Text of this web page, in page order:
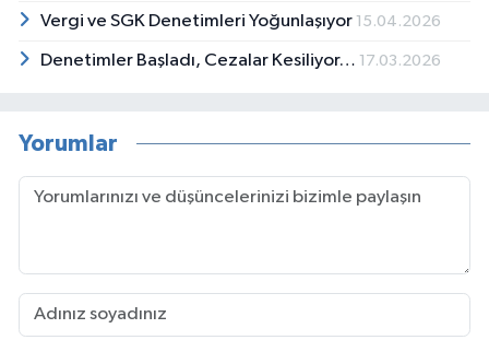
Vergi ve SGK Denetimleri Yoğunlaşıyor 15.04.2026
Denetimler Başladı, Cezalar Kesiliyor… 17.03.2026
Yorumlar